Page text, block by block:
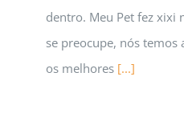
dentro. Meu Pet fez xixi
se preocupe, nós temos
os melhores [...]